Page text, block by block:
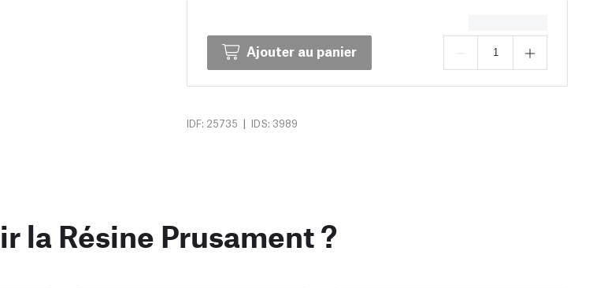
Ajouter au panier
IDF: 25735 | IDS: 3989
la Résine Prusament ?